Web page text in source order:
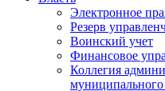
Электронное
Резерв
Воинский учет
Финансовое
Коллегия
муниципального